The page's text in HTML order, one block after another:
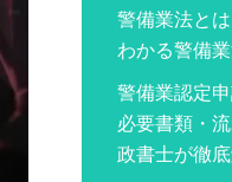
警備業法と
わかる警備
警備業認定
必要書類・
政書士が徹